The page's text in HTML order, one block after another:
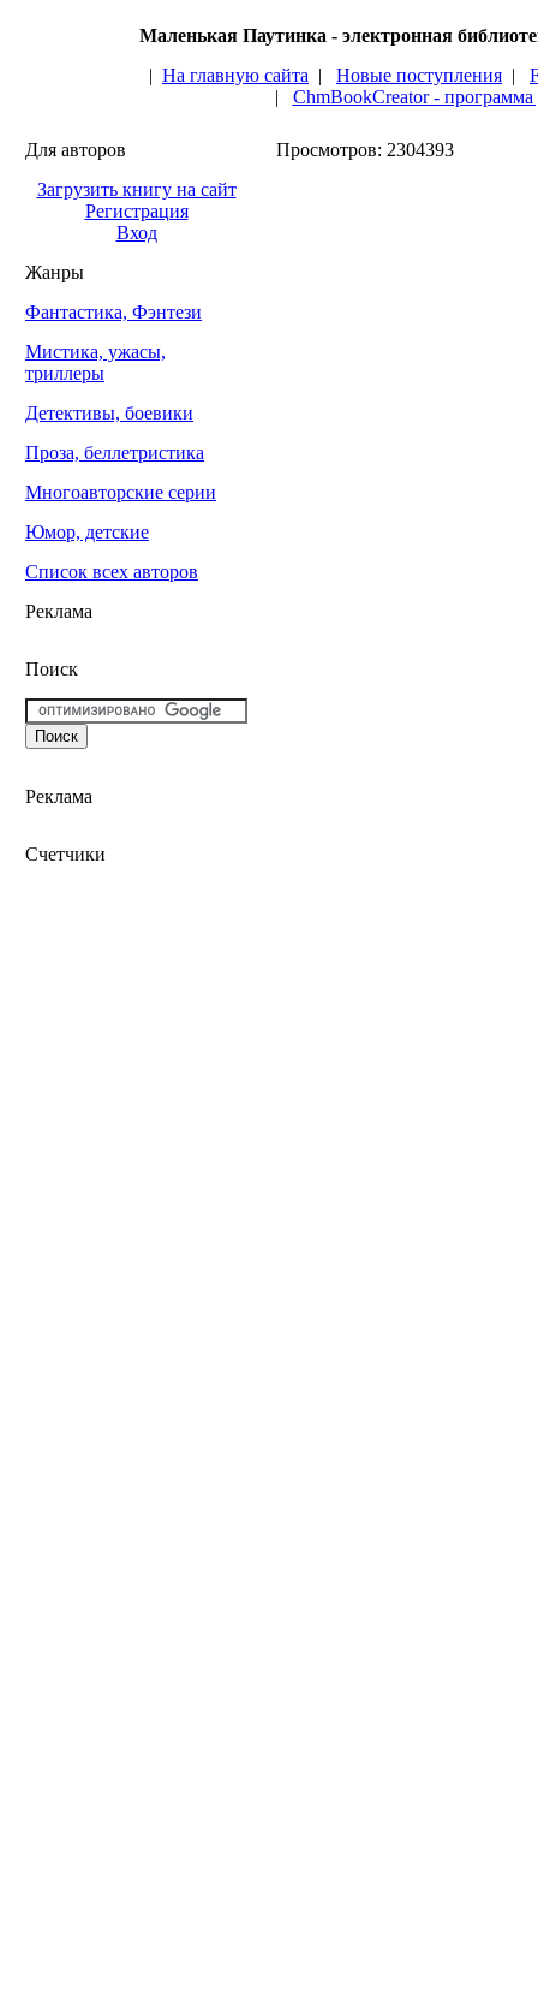
Маленькая Паутинка - электронная
| На главную сайта | Новые поступления |
| ChmBookCreator -
Для авторов
Загрузить книгу на сайт
Регистрация
Вход
Жанры
Фантастика, Фэнтези
Мистика, ужасы,
триллеры
Детективы, боевики
Проза, беллетристика
Многоавторские серии
Юмор, детские
Список всех авторов
Реклама
Поиск
Реклама
Счетчики
Просмотров: 2304393